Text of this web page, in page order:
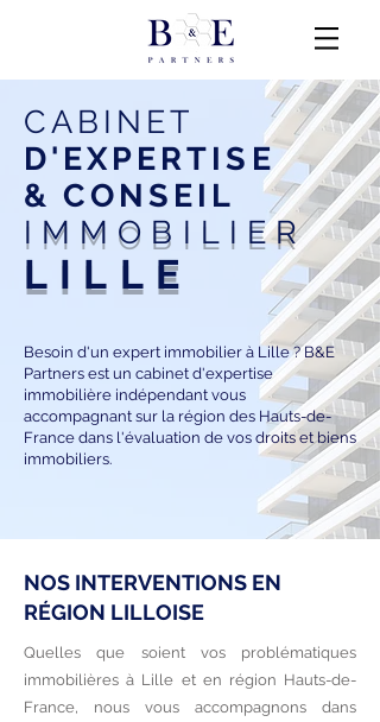
CABINET
D'EXPERTISE
& CONSEIL
IMMOBILIER
LILLE
Besoin d'un expert immobilier à Lille ? B&E
Partners est un cabinet d'expertise
immobilière indépendant vous
accompagnant sur la région des Hauts-de-
France dans l'évaluation de vos droits et biens
immobiliers.
NOS INTERVENTIONS EN
RÉGION LILLOISE
Quelles que soient vos problématiques
immobilières à Lille et en région Hauts-de-
France, nous vous accompagnons dans